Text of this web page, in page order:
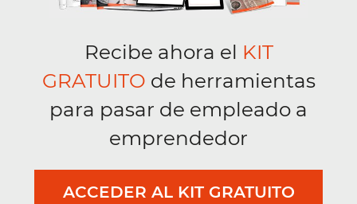
Recibe ahora el KIT
GRATUITO de herramientas
para pasar de empleado a
emprendedor
ACCEDER AL KIT GRATUITO